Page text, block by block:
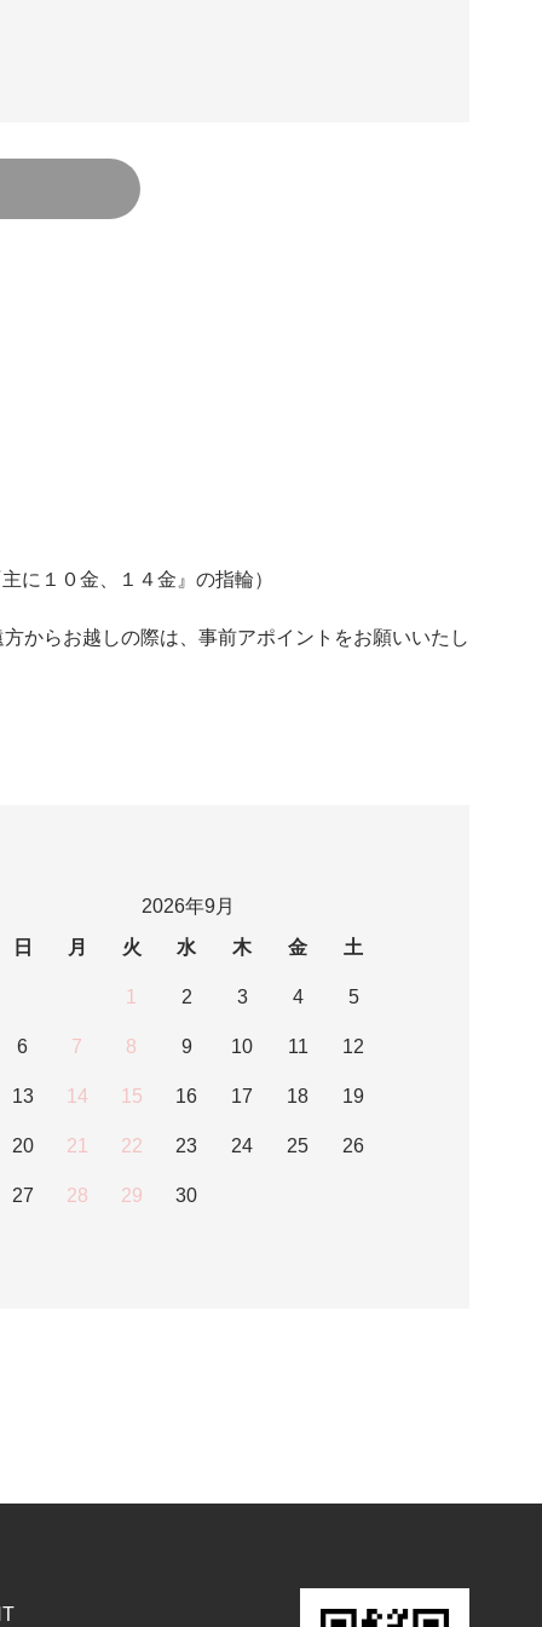
に１０金、１４金』の指輪）
らお越しの際は、事前アポイントをお願いいたし
2026年9月
日
月 火 水 木 金 土
1 2 3 4 5
6 7 8 9 10 11 12
13 14 15 16 17 18 19
20 21 22 23 24 25 26
27 28 29 30